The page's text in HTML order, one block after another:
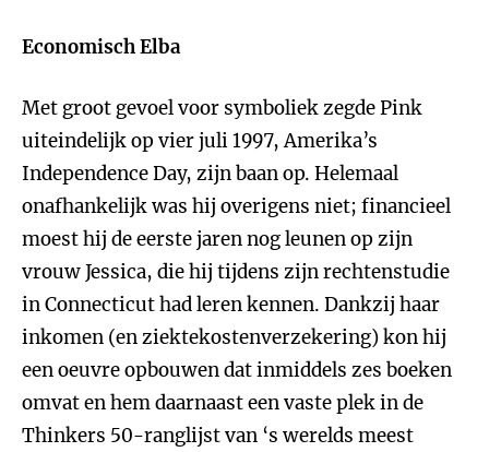
Economisch Elba
Met groot gevoel voor symboliek zegde Pink
uiteindelijk op vier juli 1997, Amerika’s
Independence Day, zijn baan op. Helemaal
onafhankelijk was hij overigens niet; financieel
moest hij de eerste jaren nog leunen op zijn
vrouw Jessica, die hij tijdens zijn rechtenstudie
in Connecticut had leren kennen. Dankzij haar
inkomen (en ziektekostenverzekering) kon hij
een oeuvre opbouwen dat inmiddels zes boeken
omvat en hem daarnaast een vaste plek in de
Thinkers 50-ranglijst van ‘s werelds meest